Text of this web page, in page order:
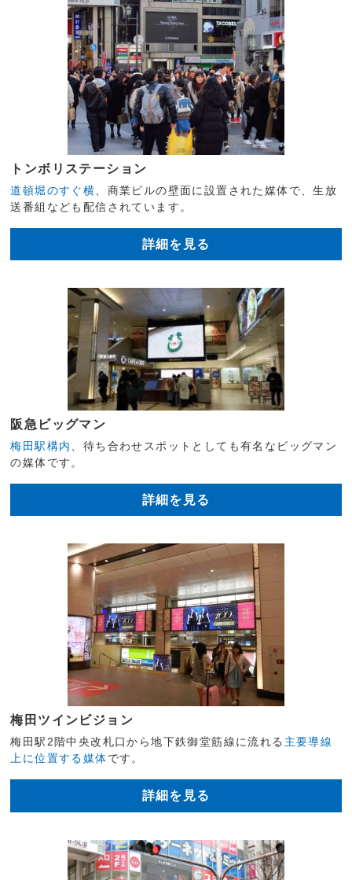
トンボリステーション
道頓堀のすぐ横 、商業ビルの壁面に設置された媒体で、生放
送番組なども配信されています。
詳細を見る
阪急ビッグマン
梅田駅構内
、待ち合わせスポットとしても有名なビッグマン
の媒体です。
詳細を見る
梅田ツインビジョン
梅田駅2階中央改札口から地下鉄御堂筋線に流れる 主要導線
上に位置する媒体です。
詳細を見る